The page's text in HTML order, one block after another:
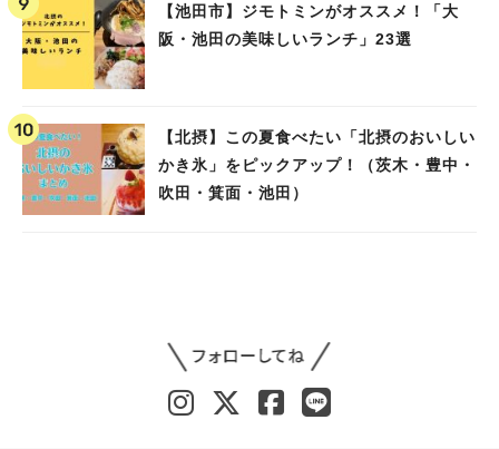
【池田市】ジモトミンがオススメ！「大
阪・池田の美味しいランチ」23選
【北摂】この夏食べたい「北摂のおいしい
かき氷」をピックアップ！（茨木・豊中・
吹田・箕面・池田）